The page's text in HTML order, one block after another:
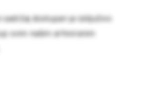
dostupan je isključivo
svim našim arhiviranim